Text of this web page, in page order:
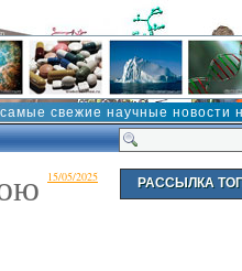
свежие научные новости
15/05/2025 РАССЫЛКА